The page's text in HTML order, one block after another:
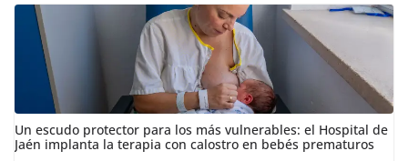
Un escudo protector para los más vulnerables: el Hospital de
Jaén implanta la terapia con calostro en bebés prematuros